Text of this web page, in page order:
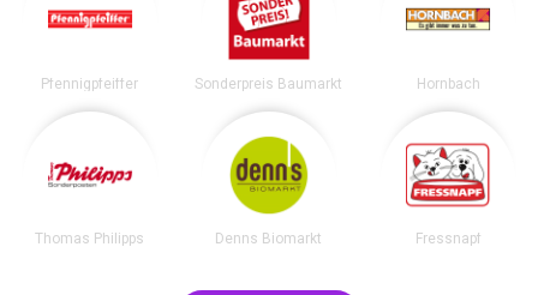
Pfennigpfeiffer Sonderpreis Baumarkt Hornbach
Thomas Philipps Denns Biomarkt Fressnapf